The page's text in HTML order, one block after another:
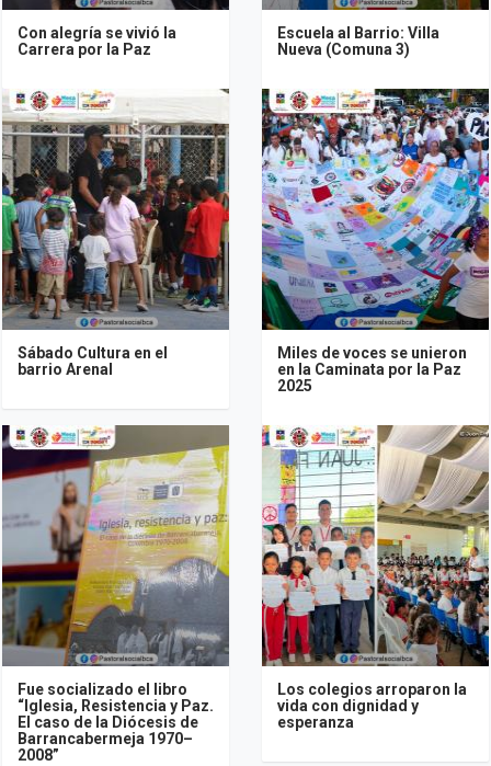
Con alegría se vivió la
Carrera por la Paz
Escuela al Barrio: Villa
Nueva (Comuna 3)
Sábado Cultura en el
barrio Arenal
Miles de voces se unieron
en la Caminata por la Paz
2025
Fue socializado el libro
“Iglesia, Resistencia y Paz.
El caso de la Diócesis de
Barrancabermeja 1970–
2008”
Los colegios arroparon la
vida con dignidad y
esperanza